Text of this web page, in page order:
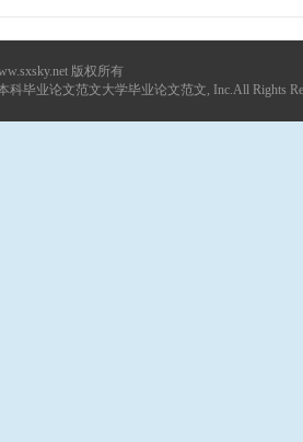
版权所有
科毕业论文范文大学毕业论文范文, Inc.All Rights